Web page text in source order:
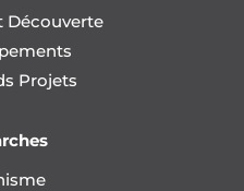
Découverte
Projets